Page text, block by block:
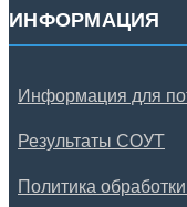
ИНФОРМАЦИЯ
Информация для
Результаты СОУТ
Политика